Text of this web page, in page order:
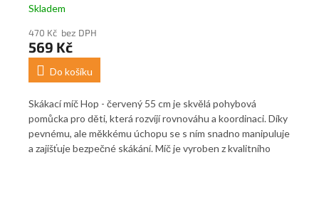
Skladem
470 Kč bez DPH
569 Kč
Do košíku
Skákací míč Hop - červený 55 cm je skvělá pohybová
pomůcka pro děti, která rozvíjí rovnováhu a koordinaci. Díky
pevnému, ale měkkému úchopu se s ním snadno manipuluje
a zajišťuje bezpečné skákání. Míč je vyroben z kvalitního